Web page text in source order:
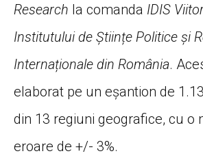
Research la comanda IDIS
Institutului de Științe Politice și
Internaționale din România.
elaborat pe un eșantion de
din 13 regiuni geografice, cu o
eroare de +/- 3%.